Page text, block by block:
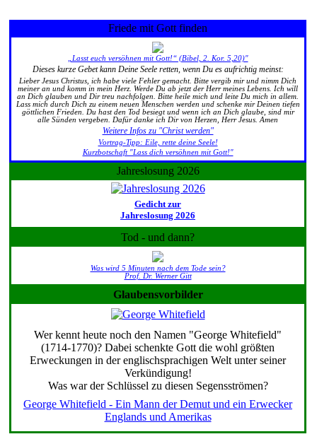
Friede mit Gott finden
„Lasst euch versöhnen mit Gott!“ (Bibel, 2. Kor. 5,20)"
Dieses kurze Gebet kann Deine Seele retten, wenn Du es aufrichtig meinst:
Lieber Jesus Christus, ich habe viele Fehler gemacht. Bitte vergib mir und nimm Dich
meiner an und komm in mein Herz. Werde Du ab jetzt der Herr meines Lebens. Ich will
an Dich glauben und Dir treu nachfolgen. Bitte heile mich und leite Du mich in allem.
Lass mich durch Dich zu einem neuen Menschen werden und schenke mir Deinen tiefen
göttlichen Frieden. Du hast den Tod besiegt und wenn ich an Dich glaube, sind mir
alle Sünden vergeben. Dafür danke ich Dir von Herzen, Herr Jesus. Amen
Weitere Infos zu "Christ werden"
Vortrag-Tipp: Eile, rette deine Seele!
Kurzbotschaft "Lass dich versöhnen mit Gott!"
Jahreslosung 2026
Gedicht zur
Jahreslosung 2026
Tod - und dann?
Was wird 5 Minuten nach dem Tode sein?
Prof. Dr. Werner Gitt
Glaubensvorbilder
Wer kennt heute noch den Namen "George Whitefield"
(1714-1770)? Dabei schenkte Gott die wohl größten
Erweckungen in der englischsprachigen Welt unter seiner
Verkündigung!
Was war der Schlüssel zu diesen Segensströmen?
George Whitefield - Ein Mann der Demut und ein Erwecker
Englands und Amerikas